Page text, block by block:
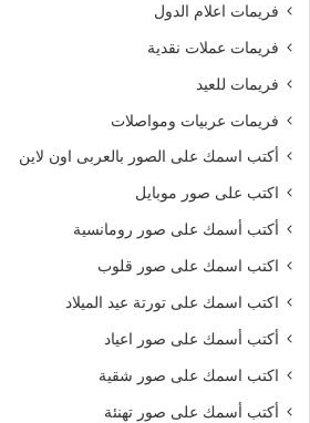
فريمات اعلام الدول
فريمات عملات نقدية
فريمات للعيد
فريمات عربيات ومواصلات
أكتب اسمك على الصور بالعربى اون لاين
اكتب على صور موبايل
أكتب أسمك على صور رومانسية
اكتب اسمك على صور قلوب
اكتب اسمك على تورتة عيد الميلاد
أكتب أسمك على صور اعياد
اكتب اسمك على صور شقية
أكتب أسمك على صور تهنئة